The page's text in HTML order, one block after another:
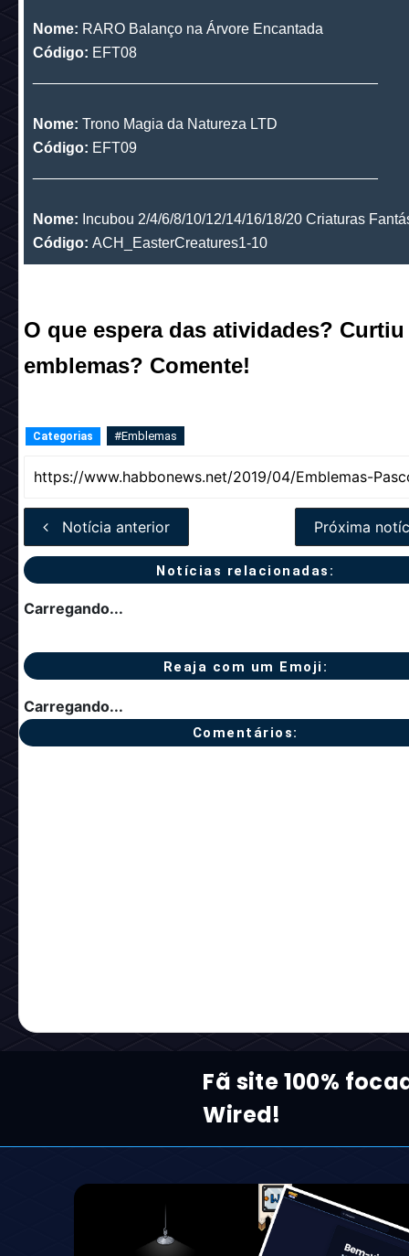
Nome:RARO Ave Arco-Íris da Floresta
Código:EFT06
Nome:RARO Coroa Forças da Natureza
Código:EFT07
Nome:RARO Balanço na Árvore Encantada
Código: EFT09
O que espera das atividades?
Categorias #Emblemas